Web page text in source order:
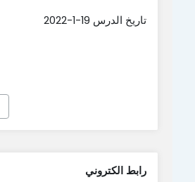
تاريخ الدرس 19-1-2022
رابط الكتروني